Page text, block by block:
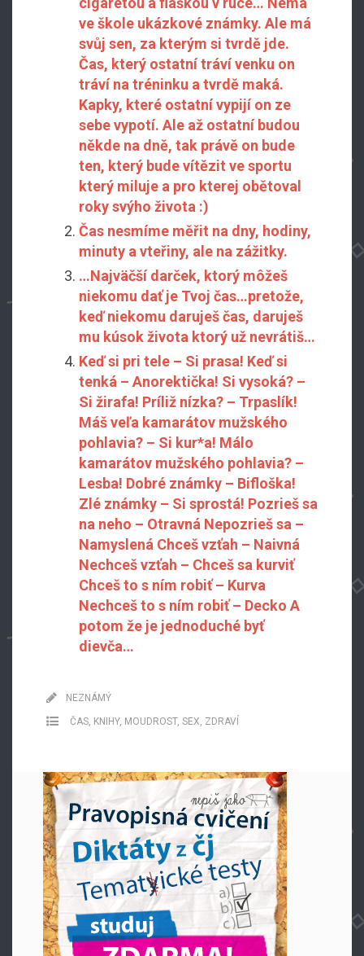
ve škole ukázkové známky. Ale má
svůj sen, za kterým si tvrdě jde.
Čas, který ostatní tráví venku on
tráví na tréninku a tvrdě maká.
Kapky, které ostatní vypijí on ze
sebe vypotí. Ale až ostatní budou
někde na dně, tak právě on bude
ten, který bude vítězit ve sportu
který miluje a pro kterej obětoval
roky svýho života :)
Čas nesmíme měřit na dny, hodiny,
minuty a vteřiny, ale na zážitky.
…Najväčší darček, ktorý môžeš
niekomu dať je Tvoj čas…pretože,
keď niekomu daruješ čas, daruješ
mu kúsok života ktorý už nevrátiš…
Keď si pri tele – Si prasa! Keď si
tenká – Anorektička! Si vysoká? –
Si žirafa! Príliž nízka? – Trpaslík!
Máš veľa kamarátov mužského
pohlavia? – Si kur*a! Málo
kamarátov mužského pohlavia? –
Lesba! Dobré známky – Bifloška!
Zlé známky – Si sprostá! Pozrieš sa
na neho – Otravná Nepozrieš sa –
Namyslená Chceš vzťah – Naivná
Nechceš vzťah – Chceš sa kurviť
Chceš to s ním robiť – Kurva
Nechceš to s ním robiť – Decko A
potom že je jednoduché byť
dievča…
NEZNÁMÝ
ČAS, KNIHY, MOUDROST, SEX ZDRAVÍ